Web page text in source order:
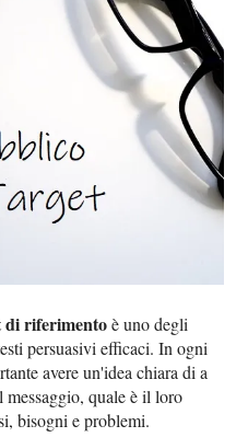
di riferimentoè uno degli
persuasivi efficaci. In ogni
avere un'idea chiara di a
quale è il loro
bisogni e problemi.